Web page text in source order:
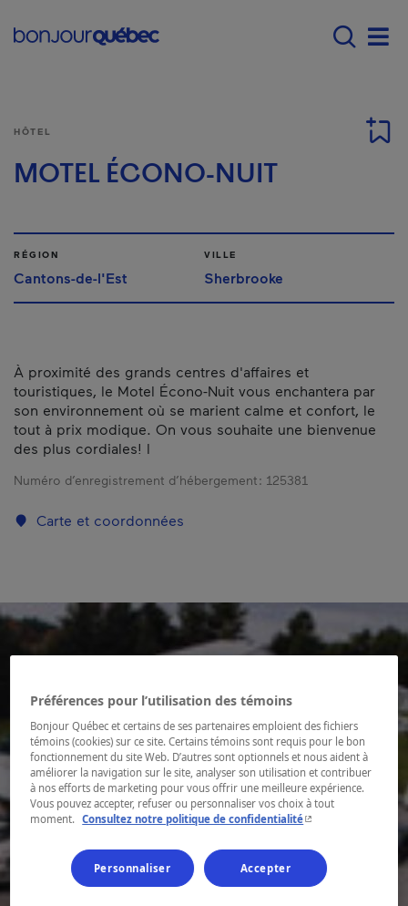
Main navigation -
HÔTEL
MOTEL ÉCONO-NUIT
RÉGION
Cantons-de-l'Est
VILLE
Sherbrooke
À proximité des grands centres d'affaires et
touristiques, le Motel Écono-Nuit vous enchantera par
son environnement où se marient calme et confort, le
tout à prix modique. On vous souhaite une bienvenue
des plus cordiales! l
Numéro d’enregistrement d’hébergement : 125381
Carte et coordonnées
Préférences pour l’utilisation des témoins
Bonjour Québec et certains de ses partenaires emploient des fichiers
témoins (cookies) sur ce site. Certains témoins sont requis pour le bon
fonctionnement du site Web. D’autres sont optionnels et nous aident à
améliorer la navigation sur le site, analyser son utilisation et contribuer
à nos efforts de marketing pour vous offrir une meilleure expérience.
Vous pouvez accepter, refuser ou personnaliser vos choix à tout
moment.
Consultez notre politique de confidentialité- Cet hyperlien
Personnaliser Accepter